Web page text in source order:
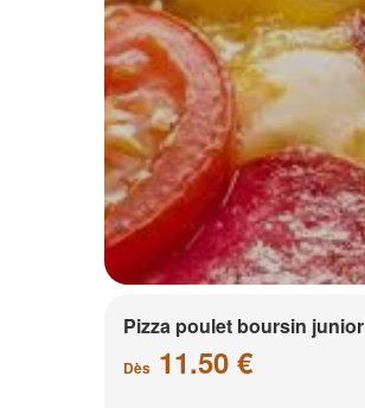
Pizza poulet boursin junior
Dès 11.50 €